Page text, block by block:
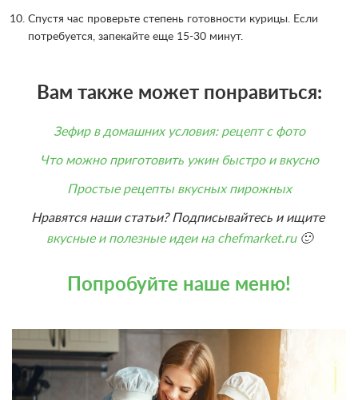
Спустя час проверьте степень готовности курицы. Если
потребуется, запекайте еще 15-30 минут.
Вам также может понравиться:
Зефир в домашних условия: рецепт с фото
Что можно приготовить ужин быстро и вкусно
Простые рецепты вкусных пирожных
Нравятся наши статьи? Подписывайтесь и ищите
вкусные и полезные идеи на chefmarket.ru 🙂
Попробуйте наше меню!